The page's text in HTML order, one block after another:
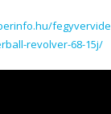
revolver-68-15j/